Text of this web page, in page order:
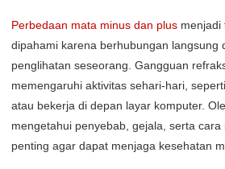
Perbedaan mata minus dan plus menjadi
dipahami karena berhubungan langsung
penglihatan seseorang. Gangguan
memengaruhi aktivitas sehari-hari,
atau bekerja di depan layar komputer.
mengetahui penyebab, gejala, serta
penting agar dapat menjaga kesehatan